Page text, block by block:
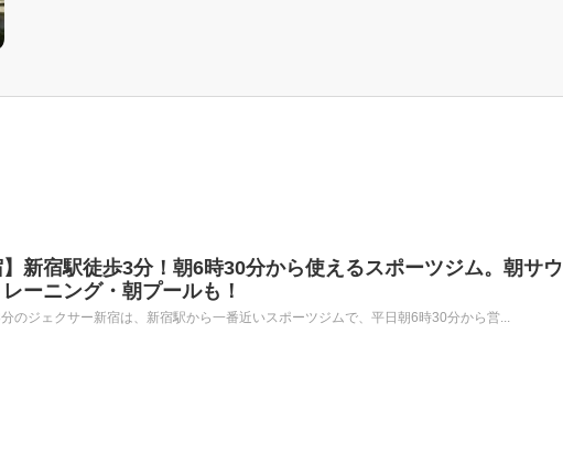
】新宿駅徒歩3分！朝6時30分から使えるスポーツジム。朝サウ
ーニング・朝プールも！
のジェクサー新宿は、新宿駅から一番近いスポーツジムで、平日朝6時30分から営...